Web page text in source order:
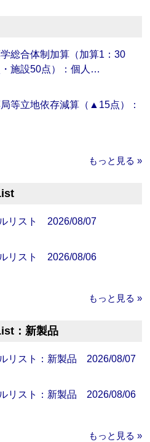
総合体制加算（加算1：30
施設50点）：個人…
等立地依存減算（▲15点）：
もっと見る »
リスト 2026/08/07
リスト 2026/08/06
もっと見る »
：新製品
リスト：新製品 2026/08/07
リスト：新製品 2026/08/06
もっと見る »